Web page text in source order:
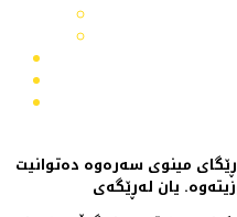
ساڵی ٢٠١٢ یە، لە ڕێگای مینوی سەرەوە دەتوانیت